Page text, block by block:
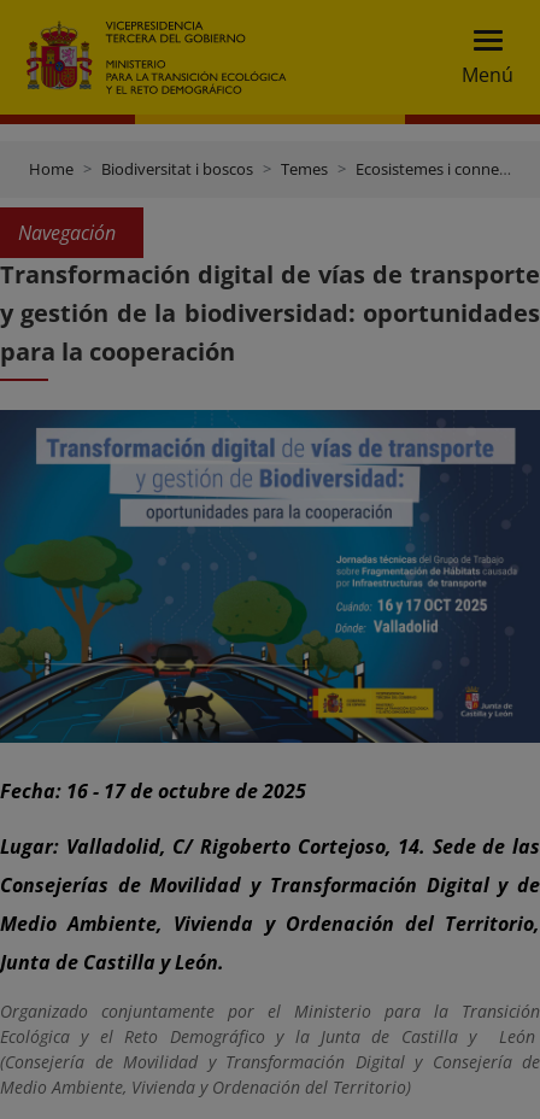
Menú
Home Biodiversitat i boscos Temes Ecosistemes i connectivitat
Navegación
Transformación digital de vías de transporte
y gestión de la biodiversidad: oportunidades
para la cooperación
Fecha: 16 - 17 de octubre de 2025
Lugar: Valladolid, C/ Rigoberto Cortejoso, 14. Sede de las
Consejerías de Movilidad y Transformación Digital y de
Medio Ambiente, Vivienda y Ordenación del Territorio,
Junta de Castilla y León.
Organizado conjuntamente por el Ministerio para la Transición
Ecológica y el Reto Demográfico y la Junta de Castilla y León
(Consejería de Movilidad y Transformación Digital y Consejería de
Medio Ambiente, Vivienda y Ordenación del Territorio)